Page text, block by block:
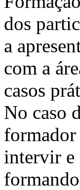
dos
a
com a
casos
No caso
formador
intervir e